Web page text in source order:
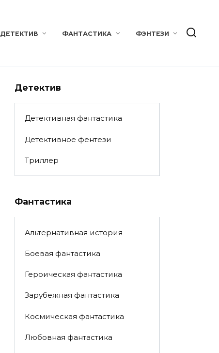
ДЕТЕКТИВ ФАНТАСТИКА ФЭНТЕЗИ
Детектив
Детективная фантастика
Детективное фентези
Триллер
Фантастика
Альтернативная история
Боевая фантастика
Героическая фантастика
Зарубежная фантастика
Космическая фантастика
Любовная фантастика